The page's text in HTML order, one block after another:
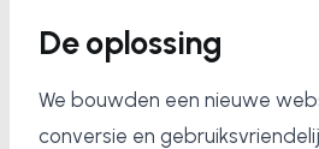
De oplossing
We bouwden een nieuwe
conversie en